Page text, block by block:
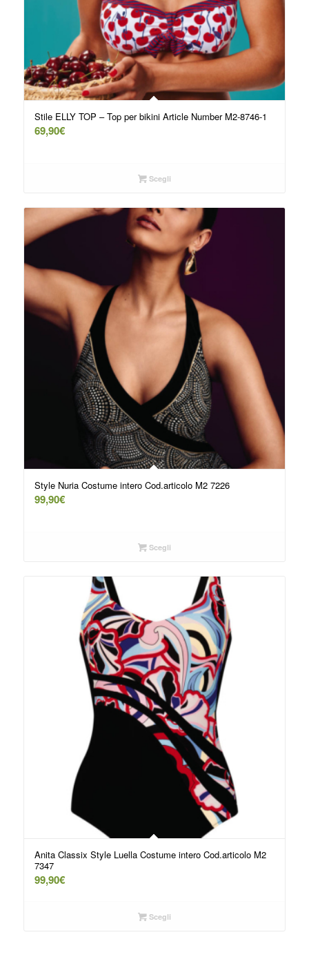
Stile ELLY TOP – Top per bikini Article Number M2-8746-1
69,90€
Scegli
Style Nuria Costume intero Cod.articolo M2 7226
99,90€
Scegli
Anita Classix Style Luella Costume intero Cod.articolo M2
7347
99,90€
Scegli